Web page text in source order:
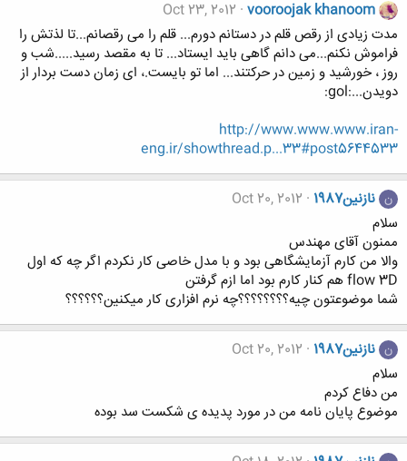
vooroojak khanoom
Oct 23, 2012
مدت زیادی از رقص قلم در دستانم دورم... قلم را می رقصانم...تا لذتش را
فراموش نکنم...می دانم گاهی باید ایستاد... تا به مقصد رسید.....شب و
روز ، خورشید و زمین در حرکتند... اما تو بایست.، ای زمان دست بردار از
دویدن...:gol:
http://www.www.www.iran-
eng.ir/showthread.p...33#post5644533
ن نازنین1987
Oct 20, 2012
سلام
ممنون آقای مهندس
والا من کارم آزمایشگاهی بود و با مدل خاصی کار نکردم اگر چه که اول
flow 3D هم کنار کارم بود اما ازم گرفتن
شما موضوعتون چیه؟؟؟؟؟؟؟؟چه نرم افزاری کار میکنین؟؟؟؟؟؟
ن نازنین1987
Oct 20, 2012
سلام
من دفاع کردم
موضوع پایان نامه من در مورد پدیده ی شکست سد بوده